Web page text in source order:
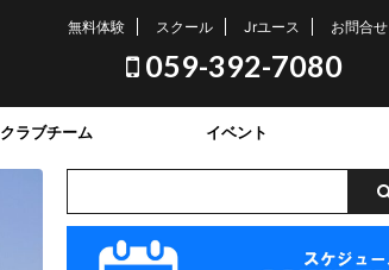
無料体験 スクール Jrユース お問合せ
059-392-7080
クラブチーム イベント